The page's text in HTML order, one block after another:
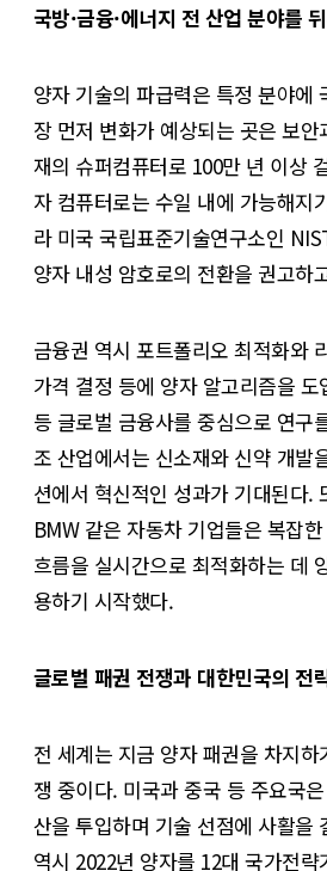
국방·금융·에너지 전 산업 분야를
양자 기술의 파급력은 특정 분야에
장 먼저 변화가 예상되는 곳은 보
재의 슈퍼컴퓨터로 100만 년 이상
자 컴퓨터로는 수일 내에 가능해지
라 미국 국립표준기술연구소인
양자 내성 암호로의 전환을 권고하
금융권 역시 포트폴리오 최적화와
가격 결정 등에 양자 알고리즘을
등 글로벌 금융사를 중심으로 연구
조 산업에서는 신소재와 신약 개발
션에서 혁신적인 성과가 기대된다.
BMW 같은 자동차 기업들은 복잡
흐름을 실시간으로 최적화하는 데
용하기 시작했다.
글로벌 패권 전쟁과 대한민국의 전
전 세계는 지금 양자 패권을 차지
쟁 중이다. 미국과 중국 등 주요국
산을 투입하며 기술 선점에 사활을
역시 2022년 양자를 12대 국가전